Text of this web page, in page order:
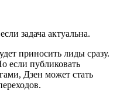
задача актуальна.
приносить лиды сразу.
если публиковать
Дзен может стать